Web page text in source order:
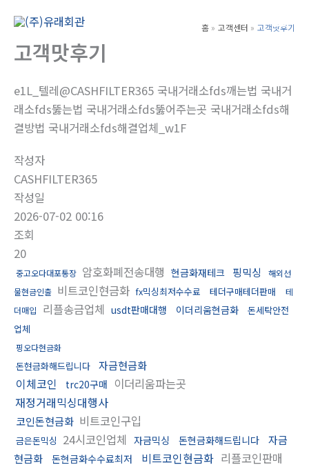
Main
홈 고객센터 고객맛후기
고객맛후기
e1L_텔레@CASHFILTER365 국내거래소fds깨는법 국내거
래소fds뚫는법 국내거래소fds뚫어주는곳 국내거래소fds해
결방법 국내거래소fds해결업체_w1F
작성자
CASHFILTER365
작성일
2026-07-02 00:16
조회
20
중고오다대포통장 암호화폐전송대행 현금화재테크 핑믹싱
해외선
물현금인출 비트코인현금화 fx믹싱최저수수료 테더구매테더판매
테
더매입
리플송금업체 usdt판매대행 이더리움현금화
돈세탁안전
업체
핑오다현금화
돈현금화해드립니다 자금현금화
이체코인 trc20구매 이더리움파는곳
재정거래믹싱대행사
코인돈현금화 비트코인구입
금은돈믹싱 24시코인업체 자금믹싱 돈현금화해드립니다
자금
현금화
돈현금화수수료최저 비트코인현금화 리플코인판매